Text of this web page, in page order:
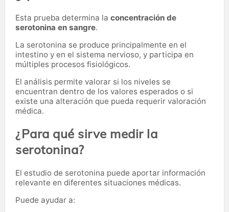
Esta prueba determina la concentración de
serotonina en sangre.
La serotonina se produce principalmente en el
intestino y en el sistema nervioso, y participa en
múltiples procesos fisiológicos.
El análisis permite valorar si los niveles se
encuentran dentro de los valores esperados o si
existe una alteración que pueda requerir valoración
médica.
¿Para qué sirve medir la
serotonina?
El estudio de serotonina puede aportar información
relevante en diferentes situaciones médicas.
Puede ayudar a: